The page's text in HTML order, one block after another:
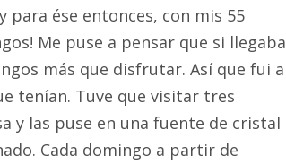
para ése entonces, con mis 55
Me puse a pensar que si llegaba
más que disfrutar. Así que fui a
tenían. Tuve que visitar tres
y las puse en una fuente de cristal
Cada domingo a partir de